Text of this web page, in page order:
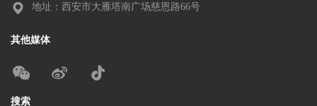
地址：西安市大雁塔南广场慈恩路66号
其他媒体
搜索